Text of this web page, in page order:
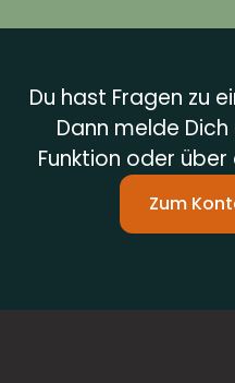
Du hast Fragen zu
Dann melde
Funktion oder
Zum